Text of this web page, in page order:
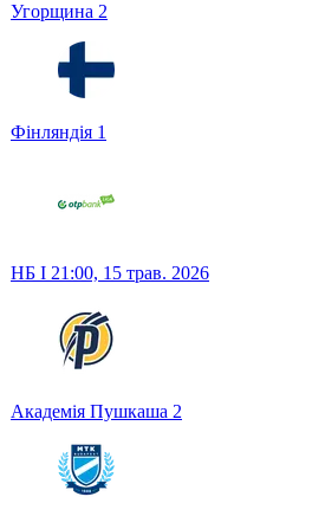
Угорщина 2
Фінляндія 1
НБ I 21:00, 15 трав. 2026
Академія Пушкаша 2